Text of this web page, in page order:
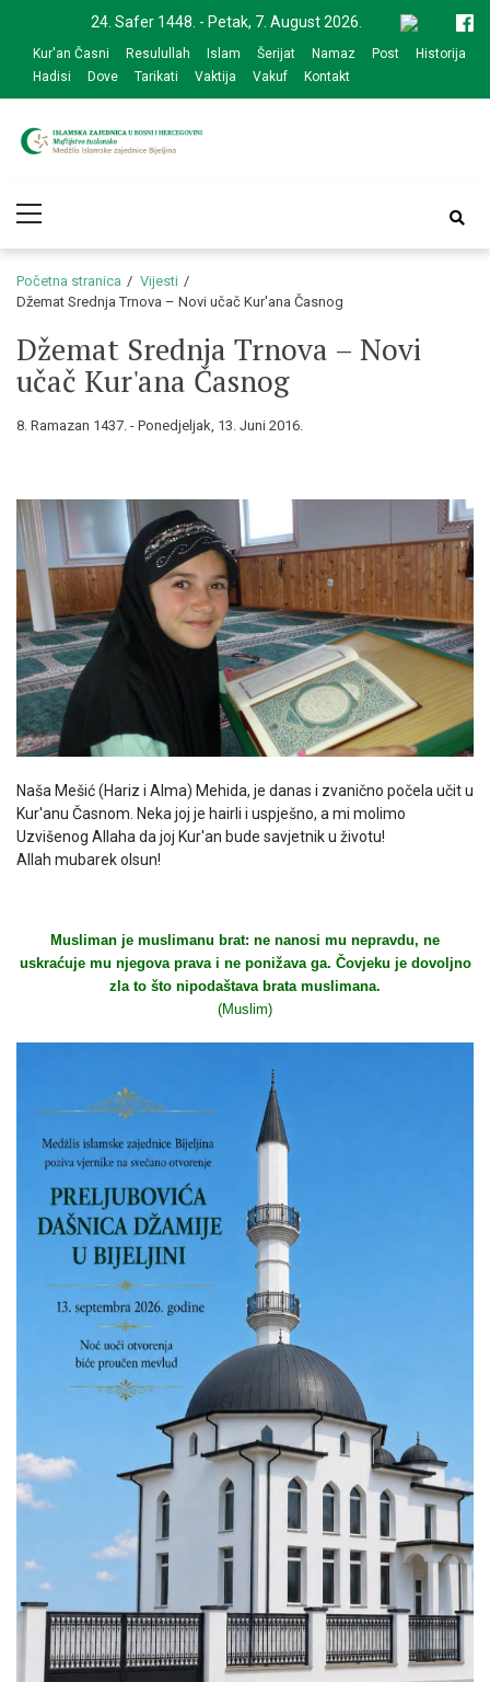
navigation
content
24. Safer 1448. - Petak, 7. August 2026.
Kur'an Časni Resulullah Islam Šerijat Namaz Post
Historija
Hadisi
Dove Tarikati Vaktija Vakuf Kontakt
zajednice Bijeljina
Menu
Početna stranica
Vijesti
Džemat Srednja Trnova – Novi učač Kur'ana Časnog
Džemat Srednja Trnova – Novi
učač Kur'ana Časnog
8. Ramazan 1437. - Ponedjeljak, 13. Juni 2016.
Naša Mešić (Hariz i Alma) Mehida, je danas i zvanično počela učit u
Kur'anu Časnom. Neka joj je hairli i uspješno, a mi molimo
Uzvišenog Allaha da joj Kur'an bude savjetnik u životu!
Allah mubarek olsun!
Musliman je muslimanu brat: ne nanosi mu nepravdu, ne
uskraćuje mu njegova prava i ne ponižava ga. Čovjeku je dovoljno
zla to što nipodaštava brata muslimana.
(Muslim)